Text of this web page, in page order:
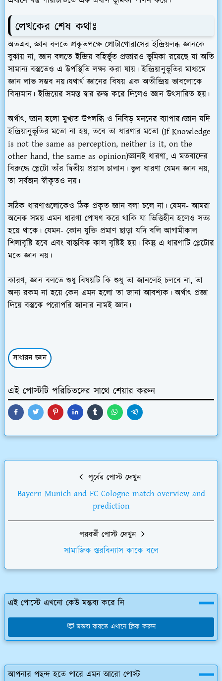
লেখকের শেষ কথাঃ
অতএব, জ্ঞান বলতে প্রকৃতপক্ষে প্রোটাগোরাসের ইন্দ্রিয়লব্ধ জ্ঞানকে
বুঝায় না, জ্ঞান বলতে ইন্দ্রিয় বহির্ভূত প্রজ্ঞারও ভূমিকা রয়েছে যা অতি
সামান্য বস্তুতেও এ উপস্থিতি লক্ষ্য করা যায়। ইন্দ্রিয়ানুভূতির মাধ্যমে
জ্ঞান লাভ সম্ভব নয়।যথার্থ জ্ঞানের বিষয় এক অতীন্দ্রিয় ভাবলোকে
বিদ্যমান। ইন্দ্রিয়ের সমস্ত দ্বার রুদ্ধ করে দিলেও জ্ঞান উৎসারিত হয়।
অর্থাৎ, জ্ঞান হলো মুখ্যত উপলব্ধি ও নিবিড় মননের ব্যাপার।জ্ঞান যদি
ইন্দ্রিয়ানুভূতির মতো না হয়, তবে তা ধারণার মতো (If Knowledge
is not the same as perception, neither is it, on the
other hand, the same as opinion)জ্ঞানই ধারণা, এ মতবাদের
বিরুদ্ধে প্লেটো তাঁর দ্বিতীয় প্রয়াস চালান। ভুল ধারণা যেমন জ্ঞান নয়,
তা সর্বজন স্বীকৃতও নয়।
সঠিক ধারণাগুলোকেও ঠিক প্রকৃত জ্ঞান বলা চলে না। যেমন- আমরা
অনেক সময় এমন ধারণা পোষণ করে থাকি যা ভিত্তিহীন হলেও সত্য
হয়ে থাকে। যেমন- কোন যুক্তি প্রমাণ ছাড়া যদি বলি আগামীকাল
শিলাবৃষ্টি হবে এবং বাস্তবিক কাল বৃষ্টিই হয়। কিন্তু এ ধারণাটি প্লেটোর
মতে জ্ঞান নয়।
কারণ, জ্ঞান বলতে শুধু বিষয়টি কি শুধু তা জানলেই চলবে না, তা
অন্য রকম না হয়ে কেন এমন হলো তা জানা আবশ্যক। অর্থাৎ প্রজ্ঞা
দিয়ে বস্তুকে পরোপরি জানার নামই জ্ঞান।
সাধারন জ্ঞান
এই পোস্টটি পরিচিতদের সাথে শেয়ার করুন
পূর্বের পোস্ট দেখুন
Bayern Munich and FC Cologne match overview and
prediction
পরবর্তী পোস্ট দেখুন
সামাজিক স্তরবিন্যাস কাকে বলে
এই পোস্টে এখনো কেউ মন্তব্য করে নি
মন্তব্য করতে এখানে ক্লিক করুন
আপনার পছন্দ হতে পারে এমন আরো পোস্ট